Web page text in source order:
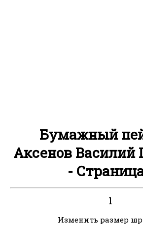
Бумажный
Аксенов Василий
-
1
Изменить размер